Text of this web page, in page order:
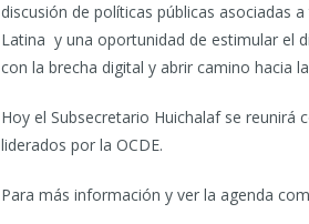
discusión de políticas públicas asociadas
Latina y una oportunidad de estimular el
con la brecha digital y abrir camino hacia
Hoy el Subsecretario Huichalaf se reunirá
liderados por la OCDE.
Para más información y ver la agenda